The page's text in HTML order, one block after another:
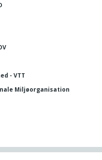
- VTT
Miljøorganisation